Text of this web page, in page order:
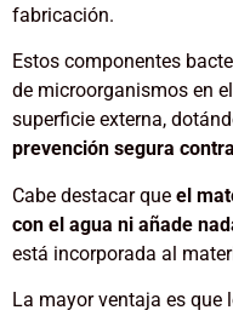
fabricación.
Estos componentes
de microorganismos en
superficie externa,
prevención segura
Cabe destacar que el
con el agua ni añade
está incorporada al
La mayor ventaja es que